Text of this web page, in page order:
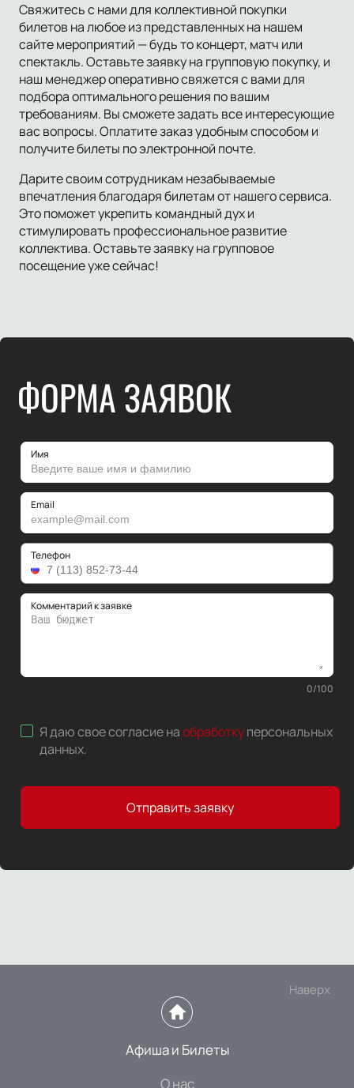
Свяжитесь с нами для коллективной покупки
билетов на любое из представленных на нашем
сайте мероприятий — будь то концерт, матч или
спектакль. Оставьте заявку на групповую покупку, и
наш менеджер оперативно свяжется с вами для
подбора оптимального решения по вашим
требованиям. Вы сможете задать все интересующие
вас вопросы. Оплатите заказ удобным способом и
получите билеты по электронной почте.
Дарите своим сотрудникам незабываемые
впечатления благодаря билетам от нашего сервиса.
Это поможет укрепить командный дух и
стимулировать профессиональное развитие
коллектива. Оставьте заявку на групповое
посещение уже сейчас!
ФОРМА ЗАЯВОК
Имя
Email
Телефон
Комментарий к заявке
0/100
Я даю свое согласие наобработкуперсональных
данных.
Отправить заявку
Наверх
Афиша и Билеты
О нас